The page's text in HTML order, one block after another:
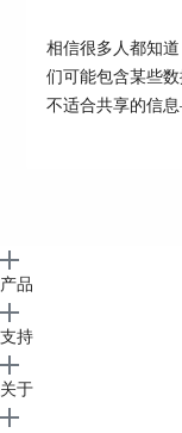
相信很多人都知
们可能包含某些
不适合共享的信
层等，通过
产品
支持
关于